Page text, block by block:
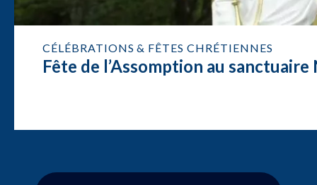
CÉLÉBRATIONS & FÊTES CHRÉTIENNES
Fête de l’Assomption au